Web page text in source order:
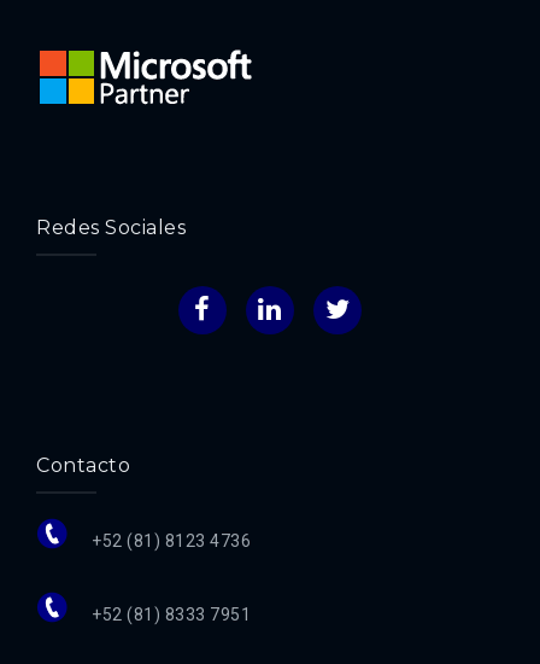
Redes Sociales
FacebookLinkedInTwitter
Contacto
+52 (81) 8123 4736
+52 (81) 8333 7951